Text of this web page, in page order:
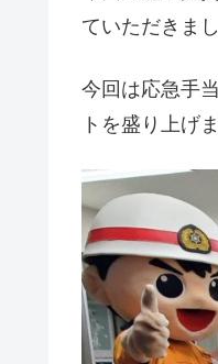
ていただきまし
今回は応急手
トを盛り上げ